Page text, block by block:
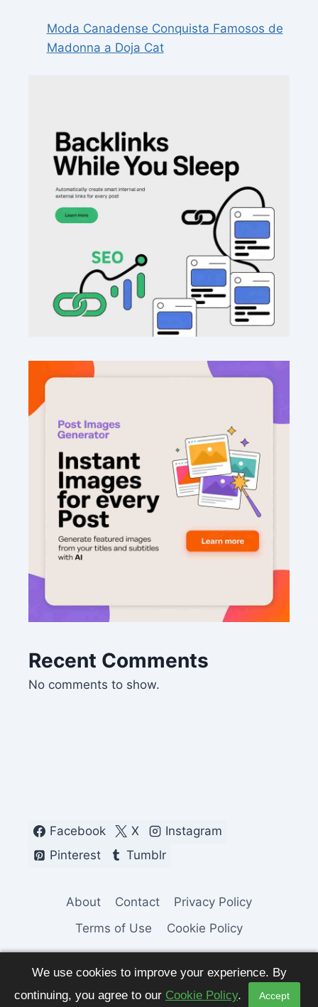
We use cookies to improve your experience. By
continuing, you agree to our Cookie Policy. Accept
Moda Canadense Conquista Famosos de
Madonna a Doja Cat
Recent Comments
No comments to show.
Facebook X
Instagram
Pinterest
Tumblr
About Contact
Privacy Policy
Terms of Use
Cookie Policy